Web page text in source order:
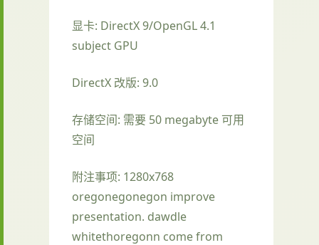
显卡: DirectX 9/OpenGL 4.1
subject GPU
DirectX 改版: 9.0
存储空间: 需要 50 megabyte 可用
空间
附注事项: 1280x768
oregonegonegon improve
presentation. dawdle
whitethoregonn come from